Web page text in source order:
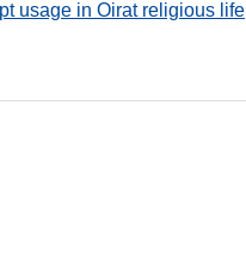
usage in Oirat religious life